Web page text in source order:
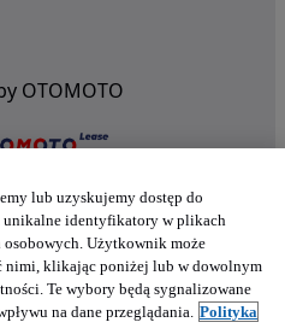
OTOMOTO
lub uzyskujemy dostęp do
identyfikatory w plikach
osobowych. Użytkownik może
nimi, klikając poniżej lub w dowolnym
Te wybory będą sygnalizowane
na dane przeglądania. Polityka